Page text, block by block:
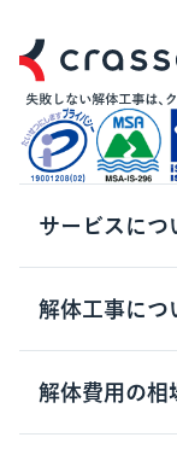
サービスにつ
サービスの流
サービスのメ
クラッソーネ
解体工事につ
解体工事の基
解体工事に関
解体費用の相